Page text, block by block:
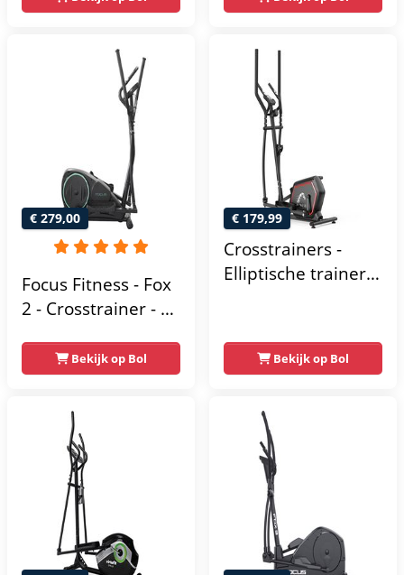
Bluetooth Kinomap
& Zwift - Fitness
Trainer met 24
trainingsprogramma’s
- Nauwkeurige
Hartslagmeter
tablethouder -
Elliptische Trainer -
Crosstrainer
Fitness
€ 279,00
Focus Fitness - Fox
2 - Crosstrainer - 16
Weerstandsniveaus
Bekijk op Bol
€ 179,99
Crosstrainers -
Elliptische trainer
- Magnetische
weerstand met 16
scherm - Zwart
Bekijk op Bol